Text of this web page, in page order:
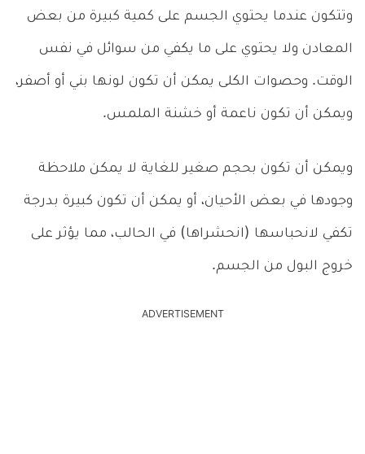
وتتكون عندما يحتوي الجسم على كمية كبيرة من بعض
المعادن ولا يحتوي على ما يكفي من سوائل في نفس
الوقت. وحصوات الكلى يمكن أن تكون لونها بني أو أصفر،
ويمكن أن تكون ناعمة أو خشنة الملمس.
ويمكن أن تكون بحجم صغير للغاية لا يمكن ملاحظة
وجودها في بعض الأحيان، أو يمكن أن تكون كبيرة بدرجة
تكفي لانحباسها (انحشراها) في الحالب، مما يؤثر على
خروج البول من الجسم.
ADVERTISEMENT